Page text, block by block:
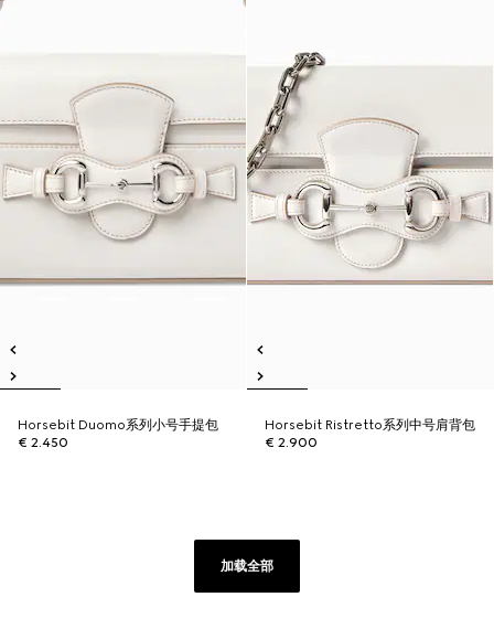
Horsebit Duomo系列小号手提包
€ 2.450
Horsebit Ristretto系列中号肩背包
€ 2.900
加载全部